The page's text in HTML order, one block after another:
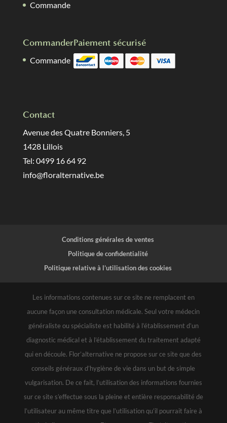
Commande
Commander
Commande
Paiement sécurisé
Contact
Avenue des Quatre Bonniers, 5
1428 Lillois
Tel: 0499 16 64 92
info@floralternative.be
Conditions générales de ventes
Politique de confidentialité
Politique relative à l’utilisation des cookies
Les informations contenues sur ce site ne remplacent en
aucune façon une consultation médicale. Seul votre médecin
généraliste ou spécialiste est habilité à l’établissement d’un
diagnostic médical et à l’établissement du traitement adapté
qui en découle. Flor’alternative ne propose sur ce site que des
conseils généraux d’hygiène de vie dans un but de simple
vulgarisation. De ce fait, l’utilisation des informations fournies
sur ce site s’effectue sous la pleine et entière responsabilité de
l’utilisateur au même titre que l’utilisation qu’il pourrait faire à